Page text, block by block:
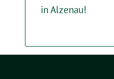
in Alzenau!